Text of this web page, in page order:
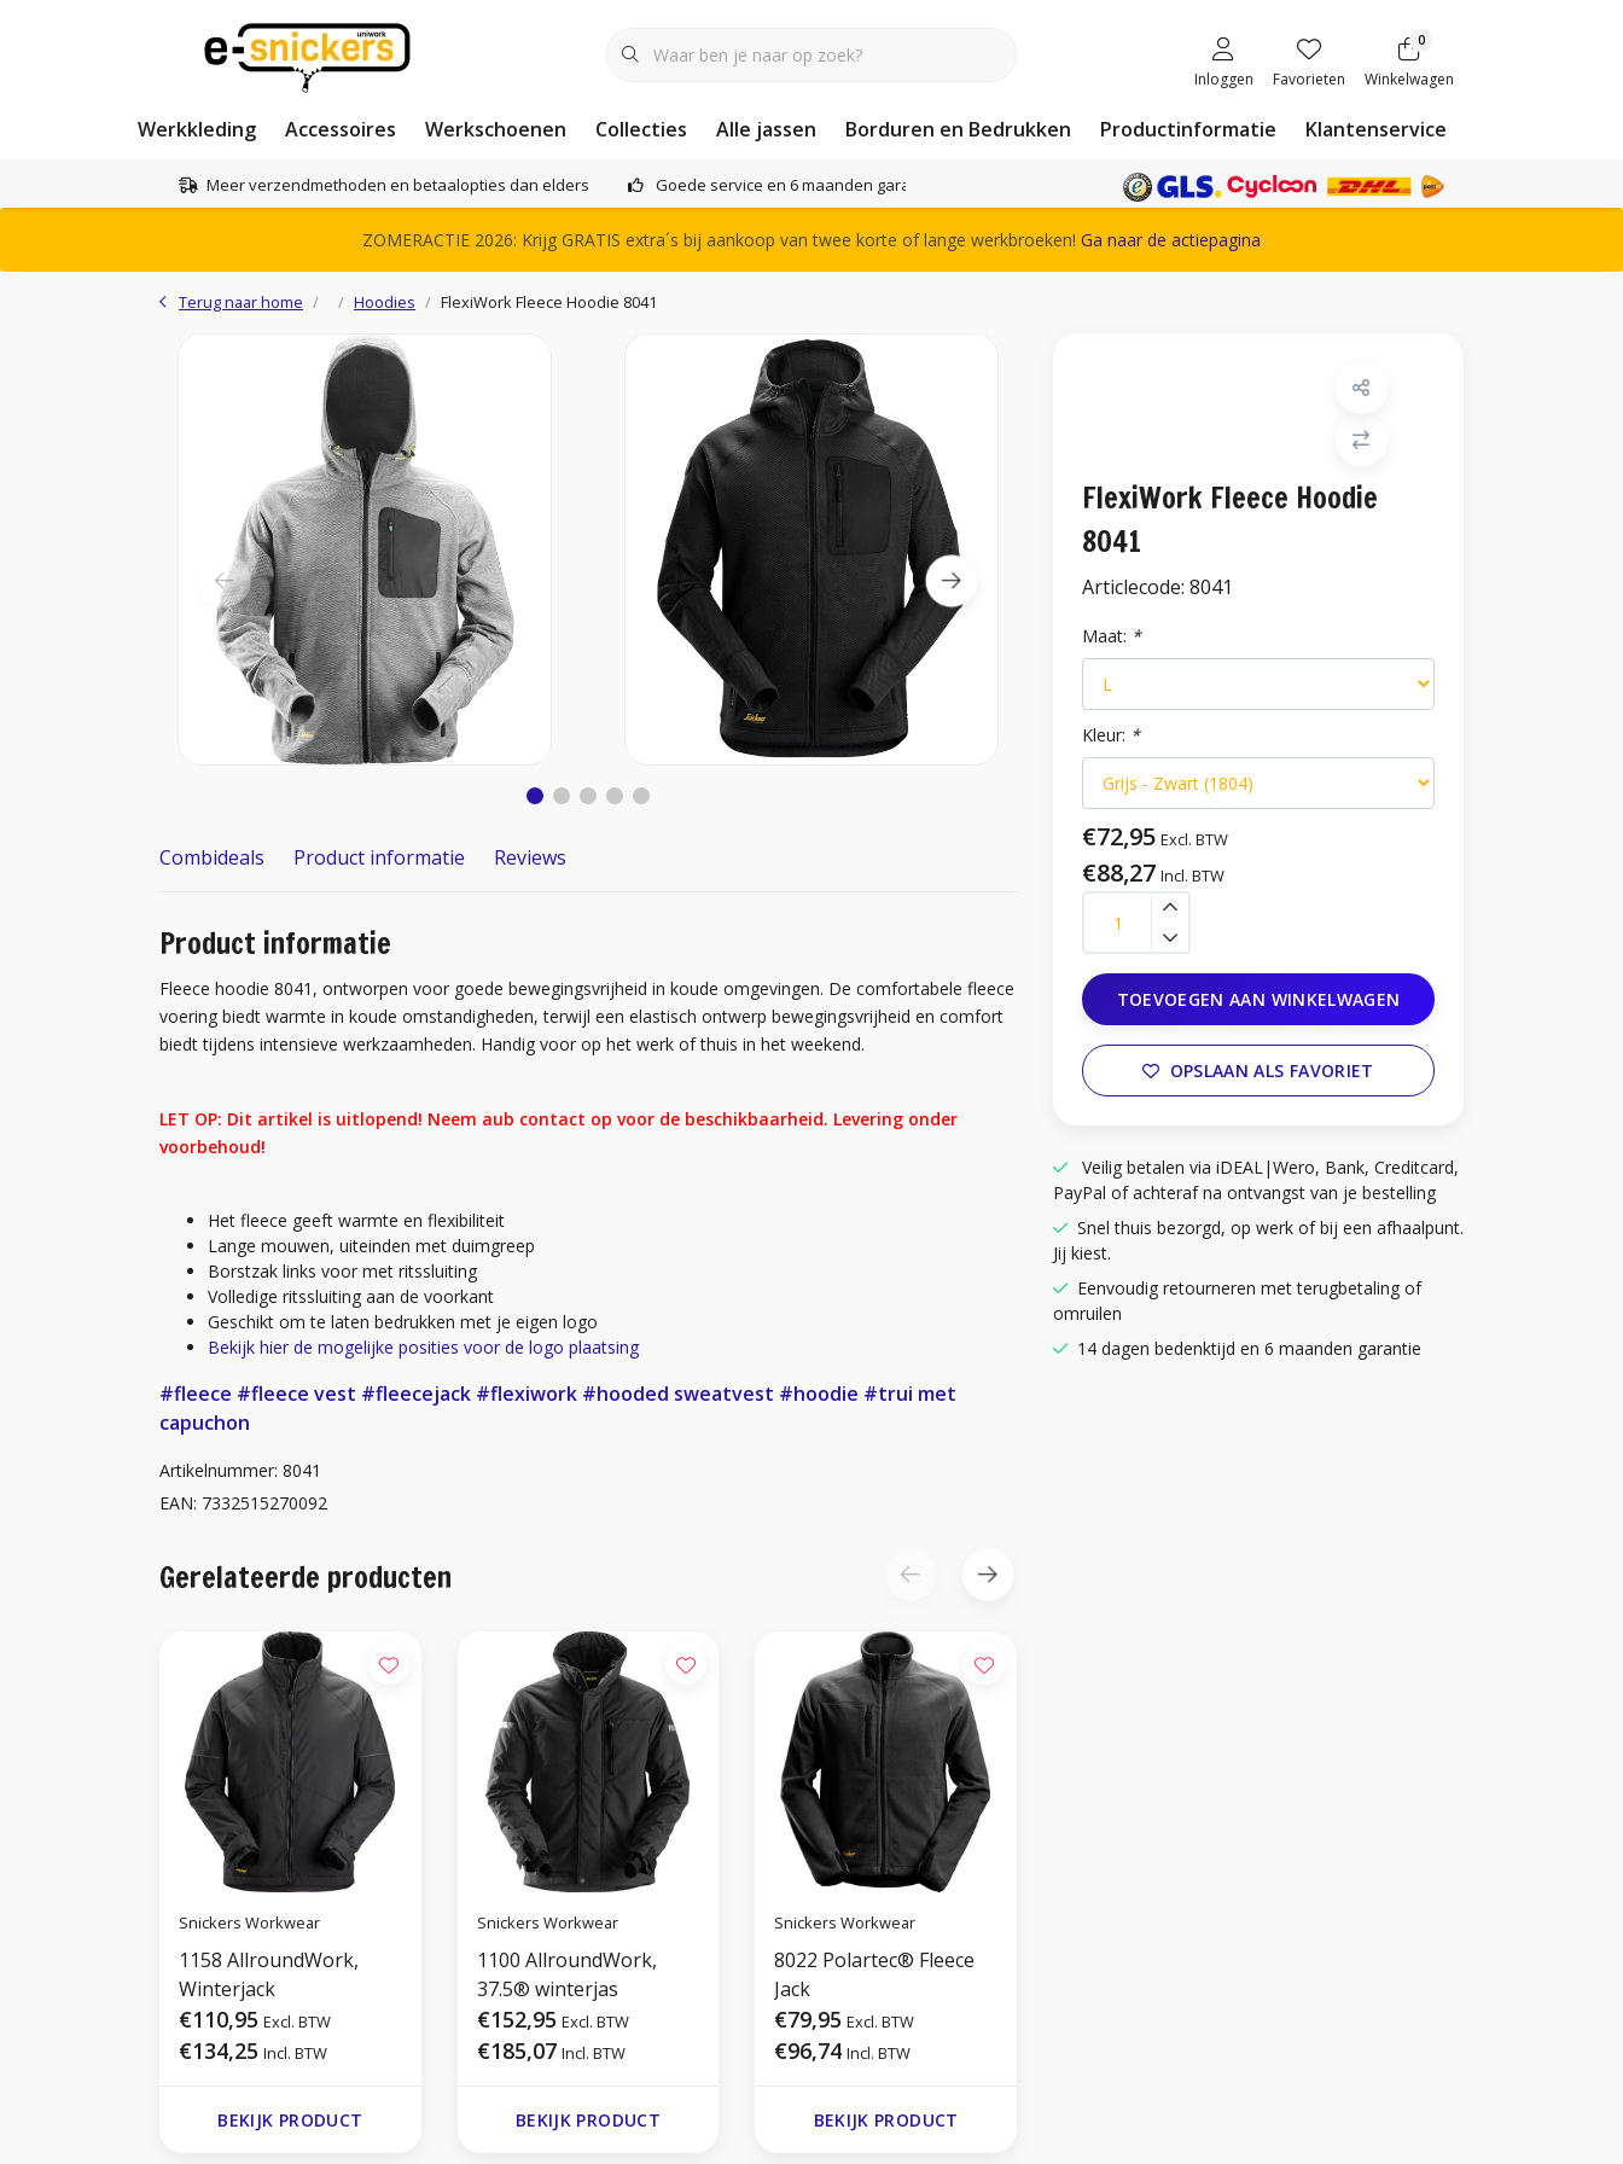
Inloggen Favorieten
0
Winkelwagen
Werkkleding Accessoires Werkschoenen Collecties Alle jassen Borduren en Bedrukken Productinformatie Klantenservice
Meer verzendmethoden en betaalopties dan elders Goede service en 6 maanden garantie Het complete Snickers Workwear assortiment
ZOMERACTIE 2026: Krijg GRATIS extra´s bij aankoop van twee korte of lange werkbroeken! Ga naar de actiepagina
Terug naar home Hoodies FlexiWork Fleece Hoodie 8041
FlexiWork Fleece Hoodie
8041
Articlecode: 8041
Maat: *
Kleur: *
€72,95 Excl. BTW
€88,27 Incl. BTW
TOEVOEGEN AAN WINKELWAGEN
OPSLAAN ALS FAVORIET
Veilig betalen via iDEAL|Wero, Bank, Creditcard,
PayPal of achteraf na ontvangst van je bestelling
Snel thuis bezorgd, op werk of bij een afhaalpunt.
Jij kiest.
Eenvoudig retourneren met terugbetaling of
omruilen
14 dagen bedenktijd en 6 maanden garantie
Combideals Product informatie Reviews
Product informatie
Fleece hoodie 8041, ontworpen voor goede bewegingsvrijheid in koude omgevingen. De comfortabele fleece
voering biedt warmte in koude omstandigheden, terwijl een elastisch ontwerp bewegingsvrijheid en comfort
biedt tijdens intensieve werkzaamheden. Handig voor op het werk of thuis in het weekend.
LET OP: Dit artikel is uitlopend! Neem aub contact op voor de beschikbaarheid. Levering onder
voorbehoud!
Het fleece geeft warmte en flexibiliteit
Lange mouwen, uiteinden met duimgreep
Borstzak links voor met ritssluiting
Volledige ritssluiting aan de voorkant
Geschikt om te laten bedrukken met je eigen logo
Bekijk hier de mogelijke posities voor de logo plaatsing
#fleece #fleece vest #fleecejack #flexiwork #hooded sweatvest #hoodie #trui met
capuchon
Artikelnummer: 8041
EAN: 7332515270092
Gerelateerde producten
Snickers Workwear
1158 AllroundWork,
Winterjack
€110,95 Excl. BTW
€134,25 Incl. BTW
BEKIJK PRODUCT
Snickers Workwear
1100 AllroundWork,
37.5® winterjas
€152,95 Excl. BTW
€185,07 Incl. BTW
BEKIJK PRODUCT
Snickers Workwear
8022 Polartec® Fleece
Jack
€79,95 Excl. BTW
€96,74 Incl. BTW
BEKIJK PRODUCT